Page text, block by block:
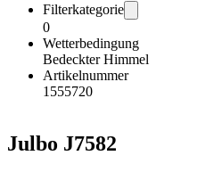
Filterkategorie
0
Wetterbedingung
Bedeckter Himmel
Artikelnummer
1555720
Julbo J7582